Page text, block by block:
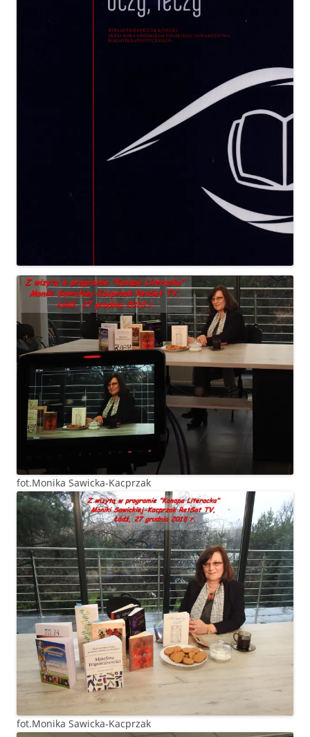
fot.Monika Sawicka-Kacprzak
fot.Monika Sawicka-Kacprzak